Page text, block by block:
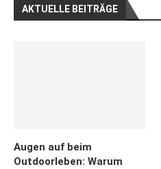
AKTUELLE BEITRÄGE
Augen auf beim
Outdoorleben: Warum